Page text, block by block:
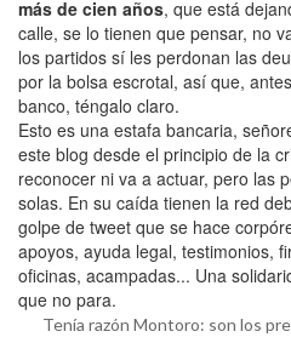
más de cien años, que está
calle, se lo tienen que pensar, no
los partidos sí les perdonan las
por la bolsa escrotal, así que,
banco, téngalo claro.
Esto es una estafa bancaria,
este blog desde el principio de la
reconocer ni va a actuar, pero las
solas. En su caída tienen la red
golpe de tweet que se hace
apoyos, ayuda legal, testimonios,
oficinas, acampadas... Una
que no para.
Tenía razón Montoro: son los